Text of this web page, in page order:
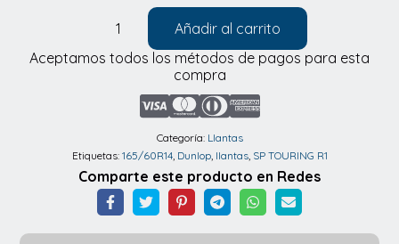
Llantas
Dunlop
TOURING
165/60R14
cantidad
Añadir al carrito
Categoría: Llantas
Etiquetas: 165/60R14, Dunlop, llantas, SP TOURING R1
Aceptamos todos los métodos de pagos para esta
compra
Comparte este producto en Redes